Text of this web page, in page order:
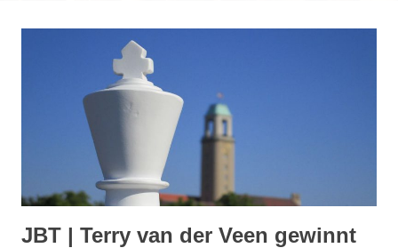
JBT | Terry van der Veen gewinnt